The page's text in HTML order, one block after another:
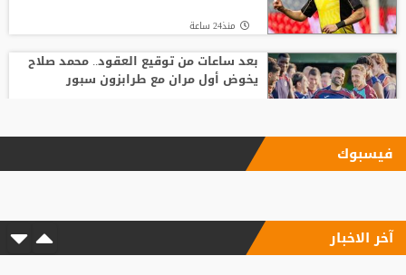
منذ24 ساعة
بعد ساعات من توقيع العقود.. محمد صلاح
يخوض أول مران مع طرابزون سبور
الاتحاد يودع فابينيو برسالة مؤثرة فيسبوك
آخر الاخبار